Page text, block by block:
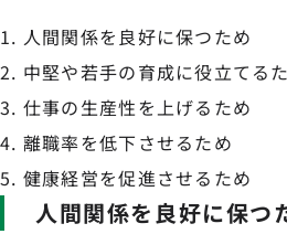
人間関係を良好に保つため
中堅や若手の育成に役立てる
仕事の生産性を上げるため
離職率を低下させるため
健康経営を促進させるため
人間関係を良好に保つ